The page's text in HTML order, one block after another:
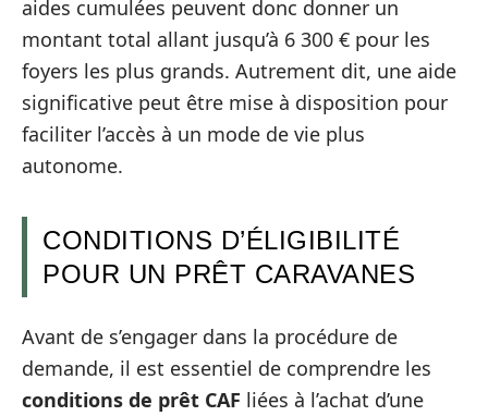
aides cumulées peuvent donc donner un
montant total allant jusqu’à 6 300 € pour les
foyers les plus grands. Autrement dit, une aide
significative peut être mise à disposition pour
faciliter l’accès à un mode de vie plus
autonome.
CONDITIONS D’ÉLIGIBILITÉ
POUR UN PRÊT CARAVANES
Avant de s’engager dans la procédure de
demande, il est essentiel de comprendre les
conditions de prêt CAF liées à l’achat d’une